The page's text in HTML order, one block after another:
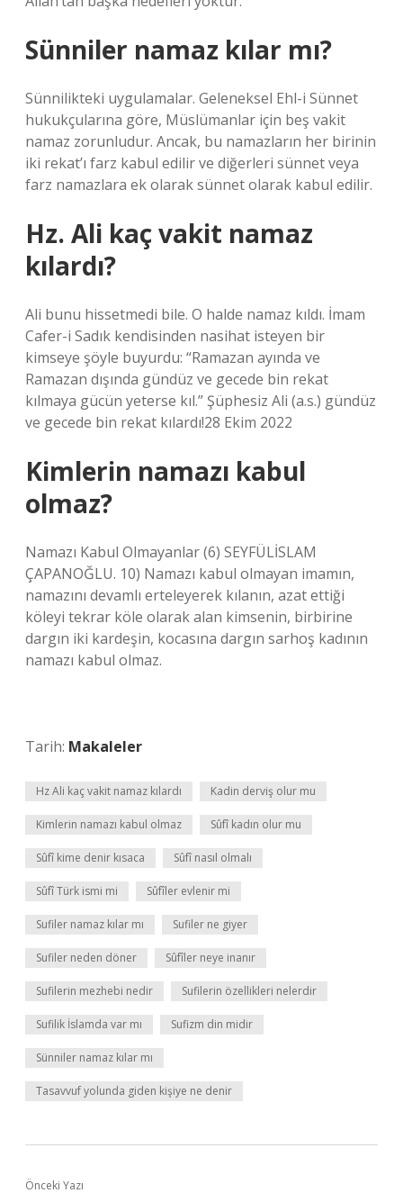
Sünniler namaz kılar mı?
Sünnilikteki uygulamalar. Geleneksel Ehl-i Sünnet
hukukçularına göre, Müslümanlar için beş vakit
namaz zorunludur. Ancak, bu namazların her birinin
iki rekat’ı farz kabul edilir ve diğerleri sünnet veya
farz namazlara ek olarak sünnet olarak kabul edilir.
Hz. Ali kaç vakit namaz
kılardı?
Ali bunu hissetmedi bile. O halde namaz kıldı. İmam
Cafer-i Sadık kendisinden nasihat isteyen bir
kimseye şöyle buyurdu: “Ramazan ayında ve
Ramazan dışında gündüz ve gecede bin rekat
kılmaya gücün yeterse kıl.” Şüphesiz Ali (a.s.) gündüz
ve gecede bin rekat kılardı!28 Ekim 2022
Kimlerin namazı kabul
olmaz?
Namazı Kabul Olmayanlar (6) SEYFÜLİSLAM
ÇAPANOĞLU. 10) Namazı kabul olmayan imamın,
namazını devamlı erteleyerek kılanın, azat ettiği
köleyi tekrar köle olarak alan kimsenin, birbirine
dargın iki kardeşin, kocasına dargın sarhoş kadının
namazı kabul olmaz.
Tarih: Makaleler
Hz Ali kaç vakit namaz kılardı Kadin derviş olur mu
Kimlerin namazı kabul olmaz Sûfî kadın olur mu
Sûfî kime denir kısaca Sûfî nasıl olmalı
Sûfî Türk ismi mi Sûfîler evlenir mi
Sufiler namaz kılar mı Sufiler ne giyer
Sufiler neden döner Sûfîler neye inanır
Sufilerin mezhebi nedir Sufilerin özellikleri nelerdir
Sufilik İslamda var mı Sufizm din midir
Sünniler namaz kılar mı
Tasavvuf yolunda giden kişiye ne denir
Önceki Yazı